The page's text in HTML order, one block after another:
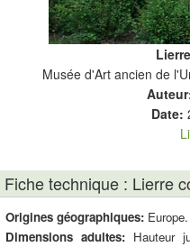
Musée d'Art ancien de
Date:
Fiche technique : Lierre
Origines géographiques: Europe.
Dimensions adultes: Hauteur